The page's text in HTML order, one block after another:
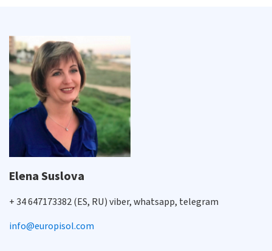
Elena Suslova
+ 34 647173382 (ES, RU) viber, whatsapp, telegram
info@europisol.com